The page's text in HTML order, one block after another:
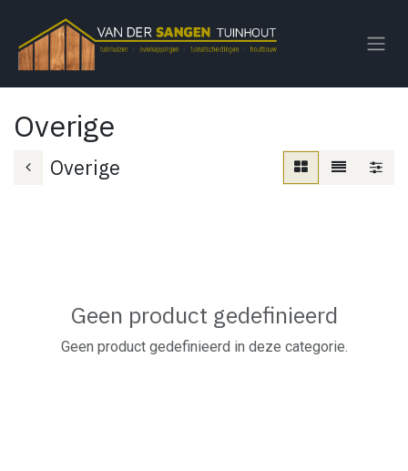
Overige
Overige
Geen product gedefinieerd
Geen product gedefinieerd in deze categorie.